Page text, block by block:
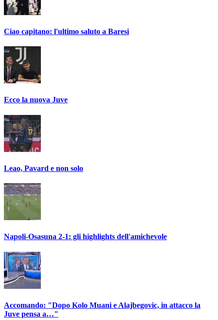
Ciao capitano: l'ultimo saluto a Baresi
Ecco la nuova Juve
Leao, Pavard e non solo
Napoli-Osasuna 2-1: gli highlights dell'amichevole
Accomando: "Dopo Kolo Muani e Alajbegovic, in attacco la
Juve pensa a…"